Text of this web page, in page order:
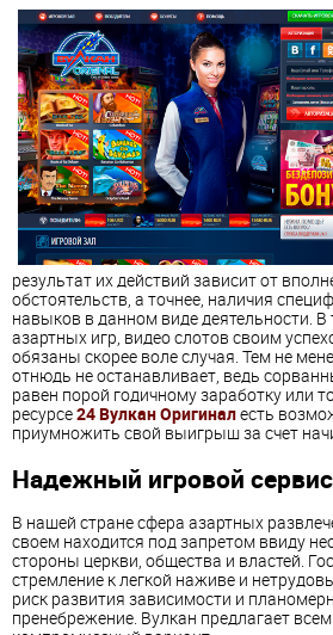
результат их действий зависит от
обстоятельств, а точнее, наличия
навыков в данном виде деятельности.
азартных игр, видео слотов своим
обязаны скорее воле случая. Тем не
отнюдь не останавливает, ведь
равен порой годичному заработку или
ресурсе24 Вулкан Оригиналесть
приумножить свой выигрыш за счет
Надежный игровой сервис
В нашей стране сфера азартных
своем находится под запретом ввиду
стороны церкви, общества и властей.
стремление к легкой наживе и
риск развития зависимости и
пренебрежение. Вулкан предлагает